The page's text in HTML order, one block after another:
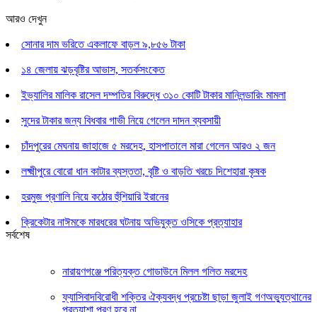
আরও দেখুন
সোনার দাম ভরিতে একলাফে বাড়ল ৯,৮৫৬ টাকা
১৪ জেলায় ঝড়বৃষ্টির আভাস, সতর্কসংকেত
ইভ্যালির মালিক রাসেল দম্পতির বিরুদ্ধে ৩১০ কোটি টাকার মানিলন্ডারিং মামলা
সুদের টাকার জন্য বিধবার গাভী নিয়ে গেলেন দাদন ব্যবসায়ী
চাঁদপুরের মেঘনায় জাহাজে ৫ মরদেহ, হাসপাতালে মারা গেলেন আরও ২ জন
লক্ষ্মীপুরে বোরো ধান কাটার ব্যস্ততা, বৃষ্টি ও বাড়তি খরচে দিশেহারা কৃষক
হরমুজ প্রণালি নিয়ে কঠোর হুঁশিয়ারি ইরানের
ক্রিকেটার নাঈমকে মারধরের ঘটনায় অভিযুক্ত ওসিকে প্রত্যাহার
সর্বশেষ
নারায়ণগঞ্জে পরিত্যক্ত গোডাউনে মিলল গলিত মরদেহ
ফ্যাসিবাদবিরোধী শক্তির ঐক্যবদ্ধ প্রচেষ্টা ছাড়া জুলাই গণঅভ্যুত্থানের
প্রত্যাশা পূরণ হবে না